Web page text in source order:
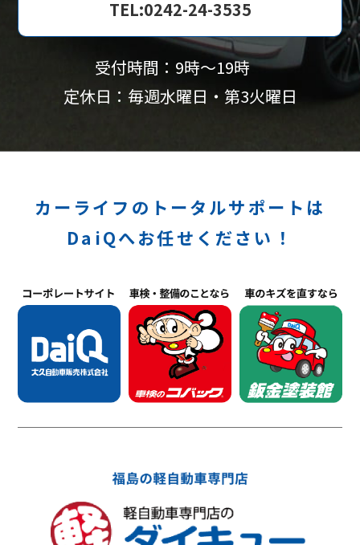
TEL:0242-24-3535
受付時間：9時〜19時
定休日：毎週水曜日・第3火曜日
カーライフのトータルサポートは
DaiQへお任せください！